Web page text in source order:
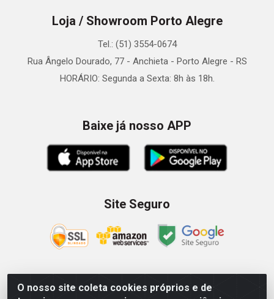
O nosso site coleta cookies próprios e de
Loja / Showroom Porto Alegre
Tel.: (51) 3554-0674
Rua Ângelo Dourado, 77 - Anchieta - Porto Alegre - RS
HORÁRIO: Segunda a Sexta: 8h às 18h.
Baixe já nosso APP
Site Seguro
Zein Importação e Comércio LTDA - Av. Senador Queiróz, 274